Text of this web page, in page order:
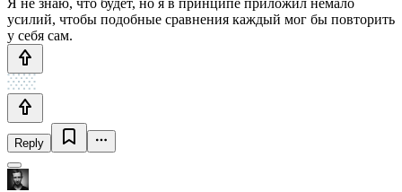
усилий, чтобы подобные сравнения каждый мог бы повторить
у себя сам.
Reply